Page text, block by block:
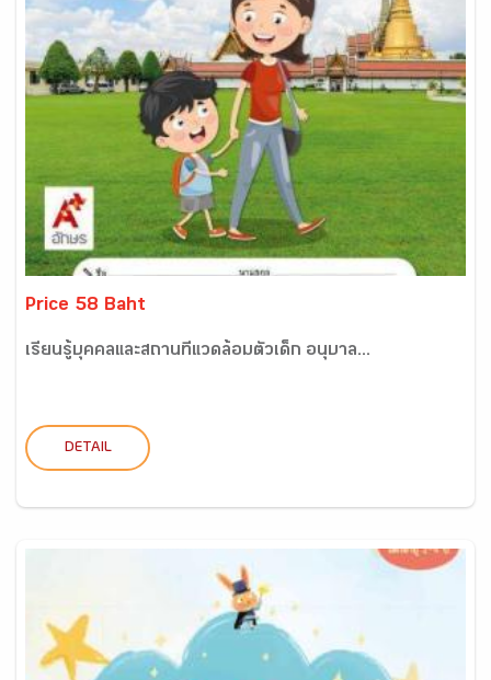
Price 58 Baht
เรียนรู้บุคคลและสถานที่แวดล้อมตัวเด็ก อนุบาล...
DETAIL